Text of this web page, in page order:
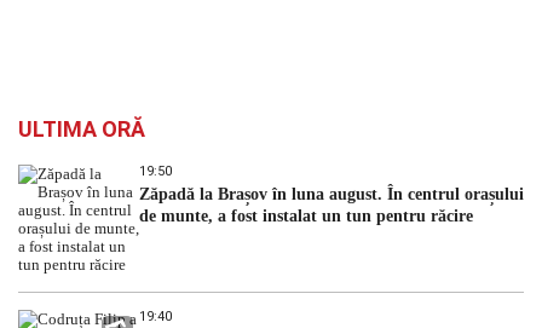
ULTIMA ORĂ
19:50
Zăpadă la Brașov în luna august. În centrul orașului
de munte, a fost instalat un tun pentru răcire
19:40